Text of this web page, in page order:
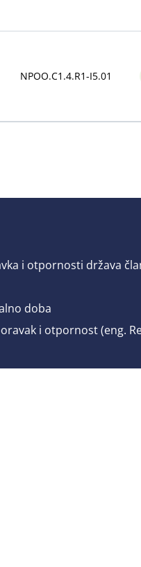
NPOO.C1.4.R1-I5.01
i otpornosti država
doba
i otpornost (eng.